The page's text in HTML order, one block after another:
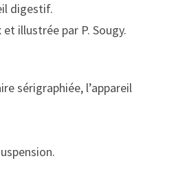
digestif.
illustrée par P. Sougy.
sérigraphiée, l’appareil